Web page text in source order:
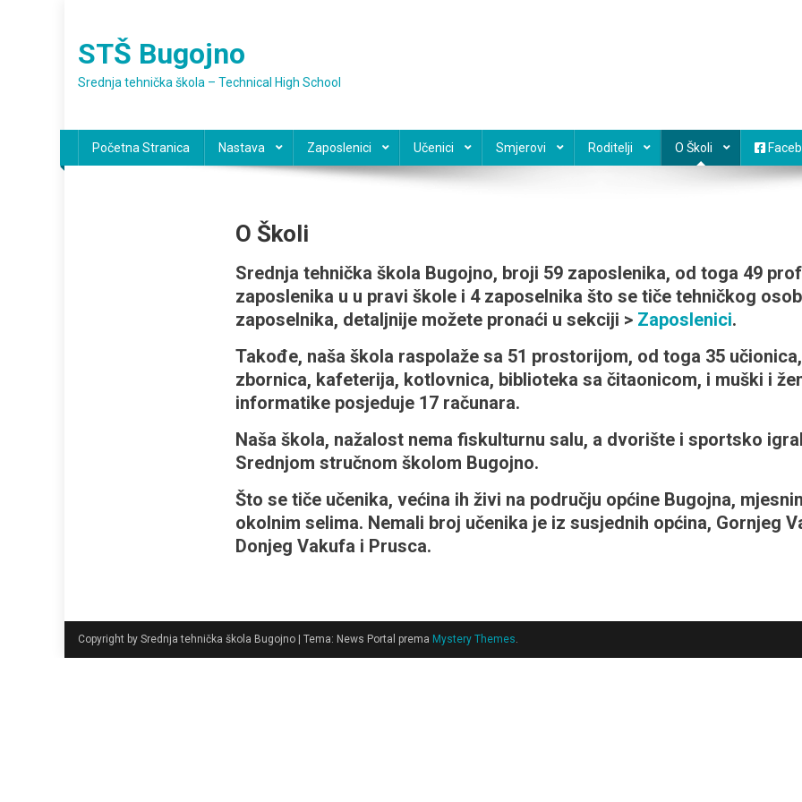
sadržaj
STŠ Bugojno
Srednja tehnička škola – Technical High School
Početna Stranica Nastava Zaposlenici Učenici Smjerovi Roditelji O Školi
O Školi
Srednja tehnička škola Bugojno, broji 59 zaposlenika, od toga 49
zaposlenika u u pravi škole i 4 zaposelnika što se tiče tehničkog
zaposelnika, detaljnije možete pronaći u sekciji > Zaposlenici.
Takođe, naša škola raspolaže sa 51 prostorijom, od toga 35
zbornica, kafeterija, kotlovnica, biblioteka sa čitaonicom, i muški i
informatike posjeduje 17 računara.
Naša škola, nažalost nema fiskulturnu salu, a dvorište i sportsko
Srednjom stručnom školom Bugojno.
Što se tiče učenika, većina ih živi na području općine Bugojna,
okolnim selima. Nemali broj učenika je iz susjednih općina, Gornjeg
Donjeg Vakufa i Prusca.
Copyright by Srednja tehnička škola Bugojno Tema: News Portal prema Mystery Themes.